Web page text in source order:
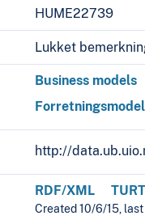
HUME22739
Lukket
Business models
http://
RDF/XML
Created 10/6/15,